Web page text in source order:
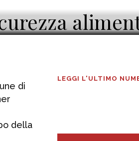
di
della
LEGGI L'ULTIMO
2026